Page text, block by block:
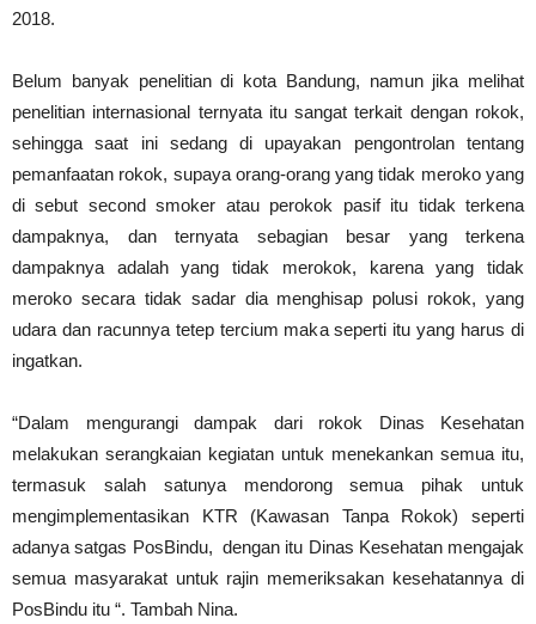
2018.
Belum banyak penelitian di kota Bandung, namun jika melihat
penelitian internasional ternyata itu sangat terkait dengan rokok,
sehingga saat ini sedang di upayakan pengontrolan tentang
pemanfaatan rokok, supaya orang-orang yang tidak meroko yang
di sebut second smoker atau perokok pasif itu tidak terkena
dampaknya, dan ternyata sebagian besar yang terkena
dampaknya adalah yang tidak merokok, karena yang tidak
meroko secara tidak sadar dia menghisap polusi rokok, yang
udara dan racunnya tetep tercium maka seperti itu yang harus di
ingatkan.
“Dalam mengurangi dampak dari rokok Dinas Kesehatan
melakukan serangkaian kegiatan untuk menekankan semua itu,
termasuk salah satunya mendorong semua pihak untuk
mengimplementasikan KTR (Kawasan Tanpa Rokok) seperti
adanya satgas PosBindu, dengan itu Dinas Kesehatan mengajak
semua masyarakat untuk rajin memeriksakan kesehatannya di
PosBindu itu “. Tambah Nina.